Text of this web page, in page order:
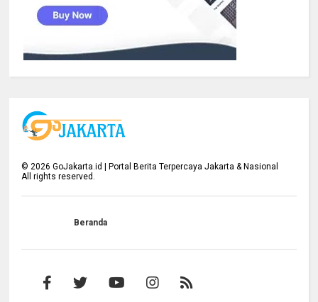
©2026 GoJakarta.id | Portal Berita Terpercaya Jakarta & Nasional
All rights reserved.
Beranda